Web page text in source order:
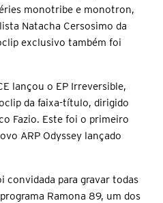
monotribe e monotron,
Natacha Cersosimo da
exclusivo também foi
lançou o EP Irreversible,
da faixa-título, dirigido
Fazio. Este foi o primeiro
ARP Odyssey lançado
convidada para gravar todas
Ramona 89, um dos